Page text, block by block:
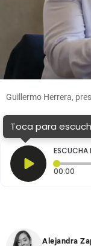
Guillermo Herrera,
Toca para
ESCUCHA
00:00
Alejandra